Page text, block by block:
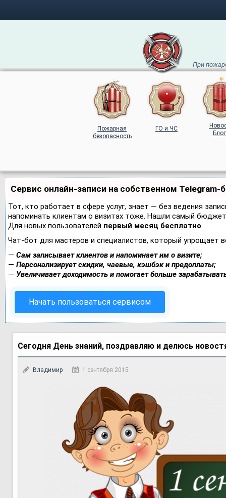
При
Пожарная
безопасность
ГО и ЧС
Сервис онлайн-записи на собственном Telegram-
Тот, кто работает в сфере услуг, знает — без ведения
напоминать клиентам о визитах тоже. Нашли самый
Для новых пользователей первый месяц бесплатно.
Чат-бот для мастеров и специалистов, который упрощает
— Сам записывает клиентов и напоминает им о визите;
— Персонализирует скидки, чаевые, кэшбэк и предоплаты;
— Увеличивает доходимость и помогает больше
Начать пользоваться сервисом
Сегодня День знаний, поздравляю и делюсь
Владимир 1 сентября 2015